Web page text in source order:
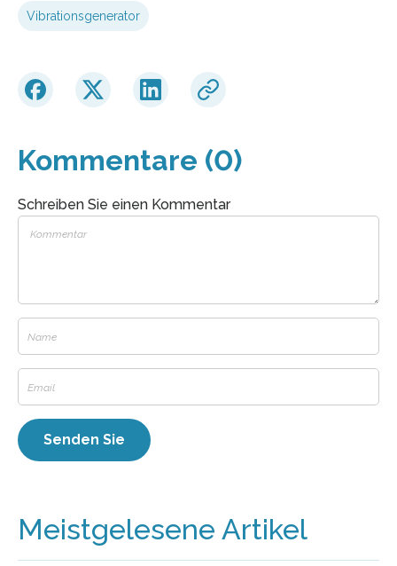
Vibrationsgenerator
Kommentare (0)
Schreiben Sie einen Kommentar
Meistgelesene Artikel